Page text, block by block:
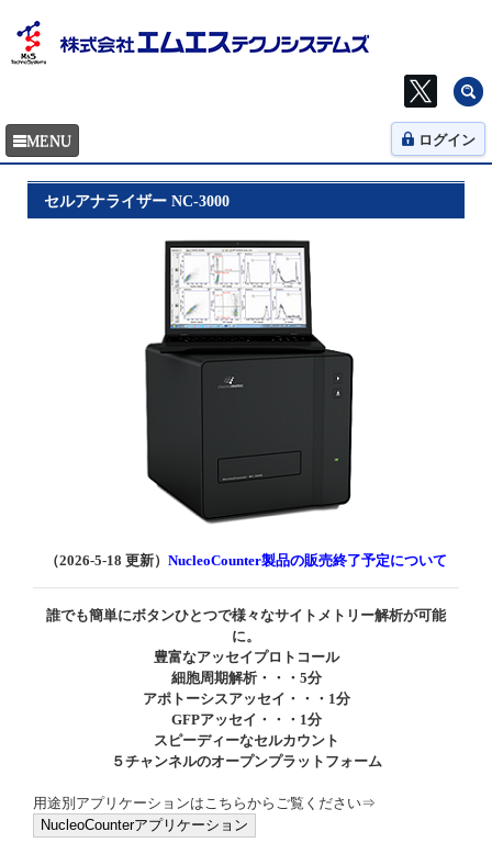
ログイン
セルアナライザー NC-3000
（2026-5-18 更新） NucleoCounter製品の販売終了予定について
誰でも簡単にボタンひとつで様々なサイトメトリー解析が可能
に。
豊富なアッセイプロトコール
細胞周期解析・・・5分
アポトーシスアッセイ・・・1分
GFPアッセイ・・・1分
スピーディーなセルカウント
５チャンネルのオープンプラットフォーム
用途別アプリケーションはこちらからご覧ください⇒
NucleoCounterアプリケーション